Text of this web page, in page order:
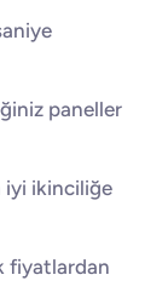
paneller
ikinciliğe
fiyatlardan